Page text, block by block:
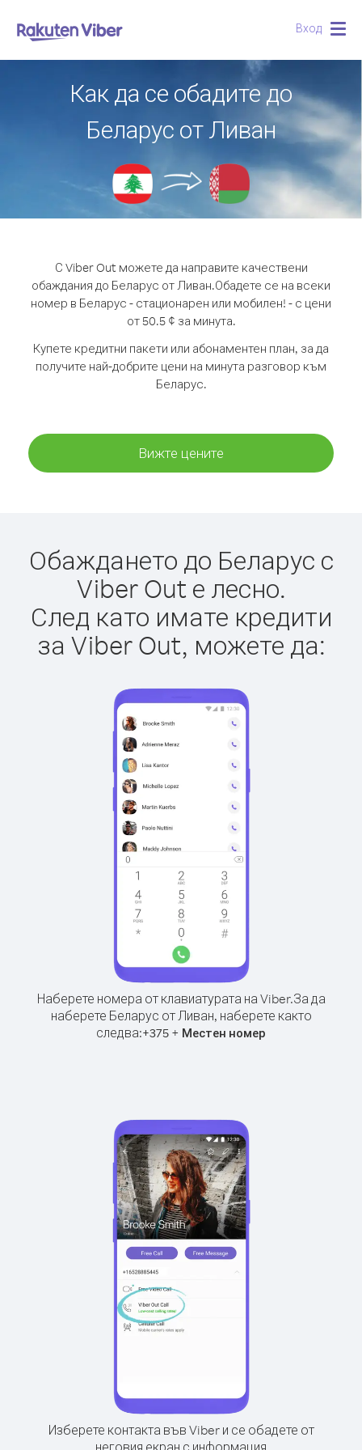
Вход
Как да се обадите до
Беларус от Ливан
С Viber Out можете да направите качествени
обаждания до Беларус от Ливан.Обадете се на всеки
номер в Беларус - стационарен или мобилен! - с цени
от 50.5 ¢ за минута.
Купете кредитни пакети или абонаментен план, за да
получите най-добрите цени на минута разговор към
Беларус.
Вижте цените
Обаждането до Беларус с
Viber Out е лесно.
След като имате кредити
за Viber Out, можете да:
Наберете номера от клавиатурата на Viber.За да
наберете Беларус от Ливан, наберете както
следва:+375 + Местен номер
Изберете контакта във Viber и се обадете от
неговия екран с информация